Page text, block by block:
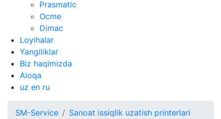
Prasmatic
Ocme
Dimac
Loyihalar
Yangiliklar
Biz haqimizda
Aloqa
uz en ru
SM-Service
Sanoat issiqlik uzatish printerlari